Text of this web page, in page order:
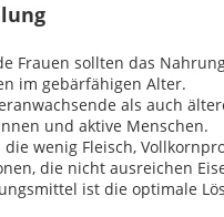
Frauen sollten das
im gebärfähigen Alter.
als auch
und aktive Menschen.
die wenig Fleisch,
die nicht ausreichen
ist die optimale